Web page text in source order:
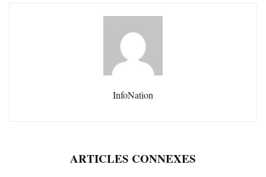
InfoNation
ARTICLES CONNEXES